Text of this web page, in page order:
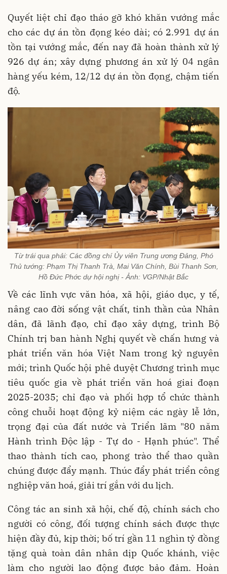
Quyết liệt chỉ đạo tháo gỡ khó khăn vướng mắc
cho các dự án tồn đọng kéo dài; có 2.991 dự án
tồn tại vướng mắc, đến nay đã hoàn thành xử lý
926 dự án; xây dựng phương án xử lý 04 ngân
hàng yếu kém, 12/12 dự án tồn đọng, chậm tiến
độ.
Từ trái qua phải: Các đồng chí Ủy viên Trung ương Đảng, Phó
Thủ tướng: Phạm Thị Thanh Trà, Mai Văn Chính, Bùi Thanh Sơn,
Hồ Đức Phớc dự hội nghị - Ảnh: VGP/Nhật Bắc
Về các lĩnh vực văn hóa, xã hội, giáo dục, y tế,
nâng cao đời sống vật chất, tinh thần của Nhân
dân, đã lãnh đạo, chỉ đạo xây dựng, trình Bộ
Chính trị ban hành Nghị quyết về chấn hưng và
phát triển văn hóa Việt Nam trong kỷ nguyên
mới; trình Quốc hội phê duyệt Chương trình mục
tiêu quốc gia về phát triển văn hoá giai đoạn
2025-2035; chỉ đạo và phối hợp tổ chức thành
công chuỗi hoạt động kỷ niệm các ngày lễ lớn,
trọng đại của đất nước và Triển lãm "80 năm
Hành trình Độc lập - Tự do - Hạnh phúc". Thể
thao thành tích cao, phong trào thể thao quần
chúng được đẩy mạnh. Thúc đẩy phát triển công
nghiệp văn hoá, giải trí gắn với du lịch.
Công tác an sinh xã hội, chế độ, chính sách cho
người có công, đối tượng chính sách được thực
hiện đầy đủ, kịp thời; bố trí gần 11 nghìn tỷ đồng
tặng quà toàn dân nhân dịp Quốc khánh, việc
làm cho người lao động được bảo đảm. Hoàn